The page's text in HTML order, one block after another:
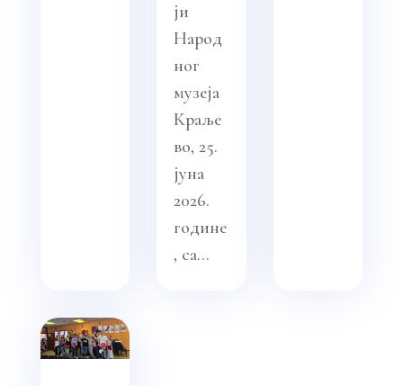
ји
Народ
ног
музеја
Краље
во, 25.
јуна
2026.
године
, са...